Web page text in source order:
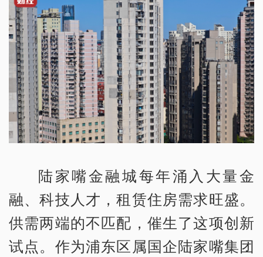
陆家嘴金融城每年涌入大量金
融、科技人才，租赁住房需求旺盛。
供需两端的不匹配，催生了这项创新
试点。作为浦东区属国企陆家嘴集团